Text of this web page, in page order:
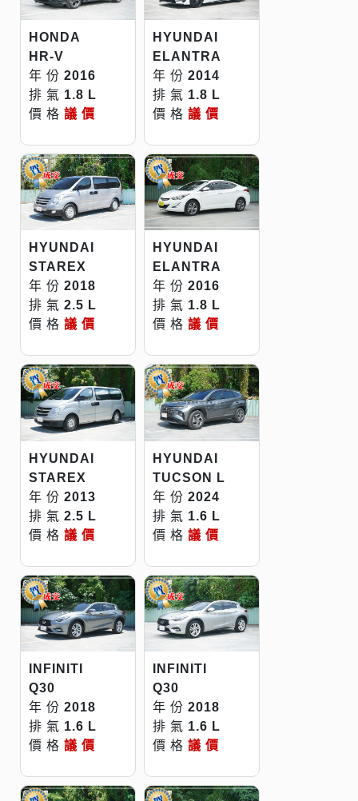
HONDA
HR-V
年 份 2016
排 氣 1.8 L
價 格 議 價
HYUNDAI
ELANTRA
年 份 2014
排 氣 1.8 L
價 格 議 價
HYUNDAI
STAREX
年 份 2018
排 氣 2.5 L
價 格 議 價
HYUNDAI
ELANTRA
年 份 2016
排 氣 1.8 L
價 格 議 價
HYUNDAI
STAREX
年 份 2013
排 氣 2.5 L
價 格 議 價
HYUNDAI
TUCSON L
年 份 2024
排 氣 1.6 L
價 格 議 價
INFINITI
Q30
年 份 2018
排 氣 1.6 L
價 格 議 價
INFINITI
Q30
年 份 2018
排 氣 1.6 L
價 格 議 價